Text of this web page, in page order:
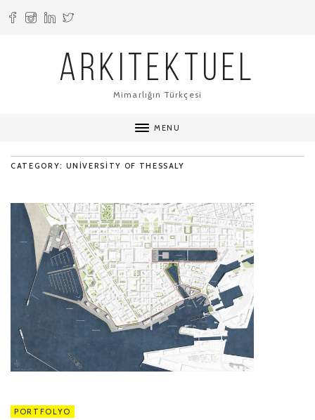
ARKITEKTUEL
Mimarlığın Türkçesi
MENU
CATEGORY: UNIVERSITY OF THESSALY
PORTFOLYO